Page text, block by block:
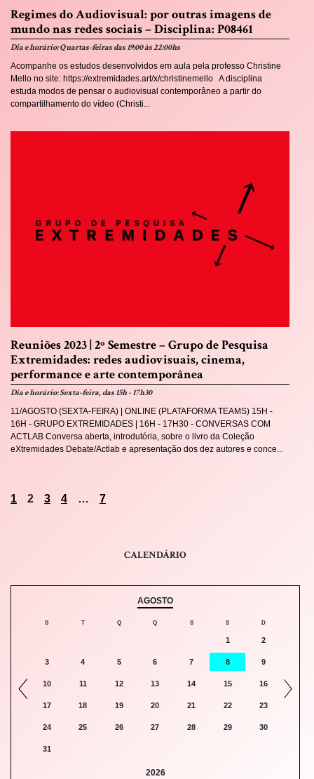
Regimes do Audiovisual: por outras imagens de
mundo nas redes sociais – Disciplina: P08461
Dia e horário: Quartas-feiras das 19:00 às 22:00hs
Acompanhe os estudos desenvolvidos em aula pela professo Christine
Mello no site: https://extremidades.art/x/christinemello A disciplina
estuda modos de pensar o audiovisual contemporâneo a partir do
compartilhamento do vídeo (Christi...
Reuniões 2023 | 2º Semestre – Grupo de Pesquisa
Extremidades: redes audiovisuais, cinema,
performance e arte contemporânea
Dia e horário: Sexta-feira, das 15h - 17h30
11/AGOSTO (SEXTA-FEIRA) | ONLINE (PLATAFORMA TEAMS) 15H -
16H - GRUPO EXTREMIDADES | 16H - 17H30 - CONVERSAS COM
ACTLAB Conversa aberta, introdutória, sobre o livro da Coleção
eXtremidades Debate/Actlab e apresentação dos dez autores e conce...
1 2 3 4 … 7
CALENDÁRIO
AGOSTO
S T Q Q S S D
1 2
3 4 5 6 7 8 9
10 11 12 13 14 15 16
17 18 19 20 21 22 23
24 25 26 27 28 29 30
31
2026